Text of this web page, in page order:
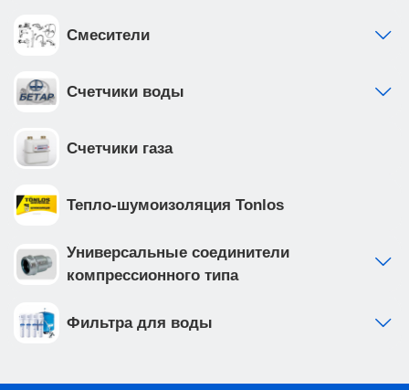
Смесители
Счетчики воды
Счетчики газа
Тепло-шумоизоляция Tonlos
Универсальные соединители
компрессионного типа
Фильтра для воды